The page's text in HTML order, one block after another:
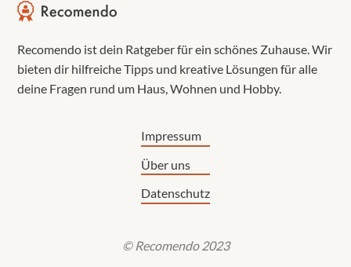
Recomendo ist dein Ratgeber für ein schönes Zuhause. Wir
bieten dir hilfreiche Tipps und kreative Lösungen für alle
deine Fragen rund um Haus, Wohnen und Hobby.
© Recomendo 2023
Impressum
Über uns
Datenschutz